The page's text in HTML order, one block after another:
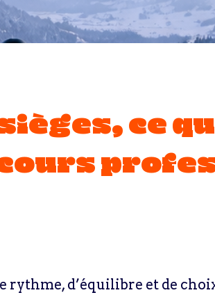
ce
rythme, d’équilibre et de